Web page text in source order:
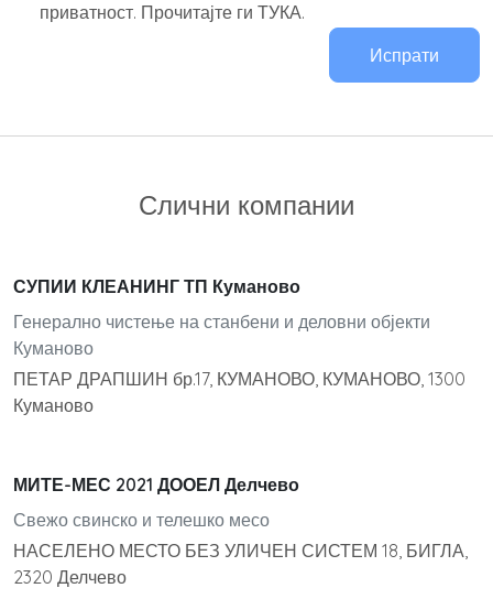
приватност. Прочитајте ги ТУКА.
Испрати
Слични компании
СУПИИ КЛЕАНИНГ ТП Куманово
Генерално чистење на станбени и деловни објекти
Куманово
ПЕТАР ДРАПШИН бр.17, КУМАНОВО, КУМАНОВО, 1300
Куманово
МИТЕ-МЕС 2021 ДООЕЛ Делчево
Свежо свинско и телешко месо
НАСЕЛЕНО МЕСТО БЕЗ УЛИЧЕН СИСТЕМ 18, БИГЛА,
2320 Делчево